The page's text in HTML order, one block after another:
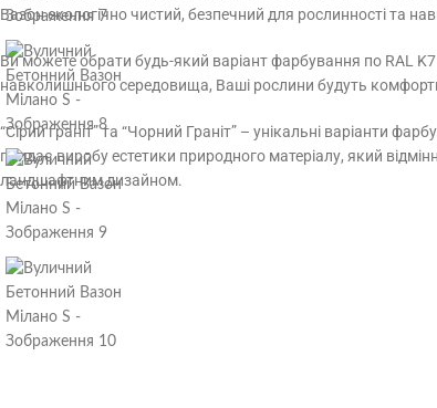
Вазон екологічно чистий, безпечний для рослинності та
Ви можете обрати будь-який варіант фарбування по RAL
навколишнього середовища, Ваші рослини будуть
“Сірий граніт” та “Чорний Граніт” – унікальні варіанти
придає виробу естетики природного матеріалу, який
ландшафтним дизайном.